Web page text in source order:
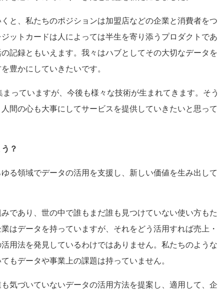
と、私たちのポジションは加盟店などの企業と消費者をつ
ットカードは人によっては半生を寄り添うプロダクトであ
記録ともいえます。我々はハブとしてその大切なデータを
豊かにしていきたいです。
っていますが、今後も様々な技術が生まれてきます。そう
間の心も大事にしてサービスを提供していきたいと思って
？
る領域でデータの活用を支援し、新しい価値を生み出して
であり、世の中で誰もまだ誰も見つけていない使い方もた
はデータを持っていますが、それをどう活用すれば売上・
用法を発見しているわけではありません。私たちのような
もデータや事業上の課題は持っていません。
気づいていないデータの活用方法を提案し、適用して、企